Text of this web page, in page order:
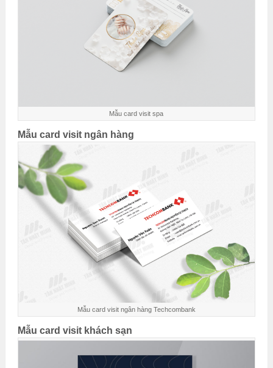
Mẫu card visit spa
Mẫu card visit ngân hàng
Mẫu card visit ngân hàng Techcombank
Mẫu card visit khách sạn